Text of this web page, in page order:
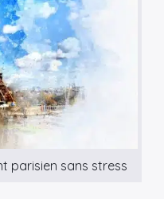
parisien sans stress